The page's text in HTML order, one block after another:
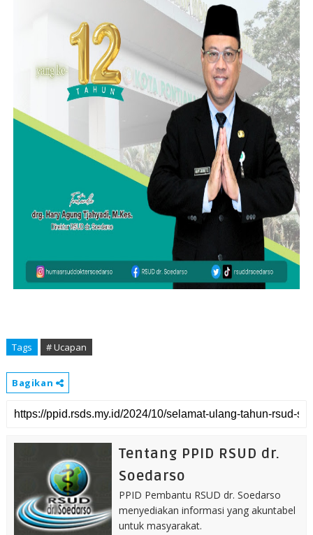
Tags # Ucapan
Bagikan
Tentang PPID RSUD dr.
Soedarso
PPID Pembantu RSUD dr. Soedarso
menyediakan informasi yang akuntabel
untuk masyarakat.